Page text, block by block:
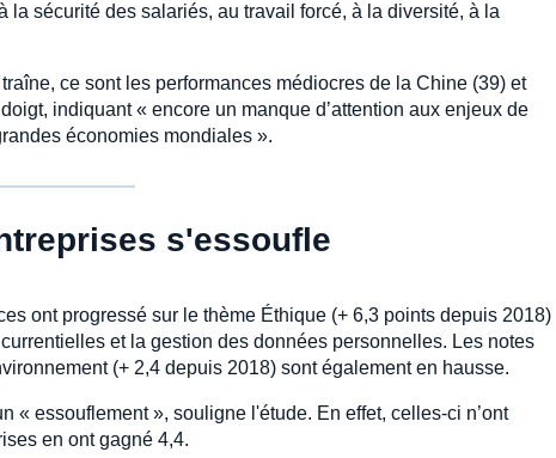
sécurité des salariés, au travail forcé, à la diversité, à la
ce sont les performances médiocres de la Chine (39) et
indiquant « encore un manque d’attention aux enjeux de
économies mondiales ».
s'essoufle
ont progressé sur le thème Éthique (+ 6,3 points depuis 2018)
et la gestion des données personnelles. Les notes
(+ 2,4 depuis 2018) sont également en hausse.
« essouflement », souligne l'étude. En effet, celles-ci n’ont
en ont gagné 4,4.